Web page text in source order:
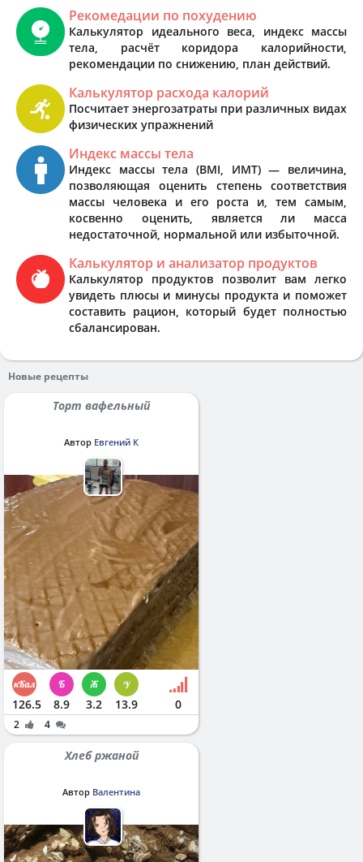
Рекомедации по похудению
Калькулятор идеального веса, индекс массы
тела, расчёт коридора калорийности,
рекомендации по снижению, план действий.
Калькулятор расхода калорий
Посчитает энергозатраты при различных видах
физических упражнений
Индекс массы тела
Индекс массы тела (BMI, ИМТ) — величина,
позволяющая оценить степень соответствия
массы человека и его роста и, тем самым,
косвенно оценить, является ли масса
недостаточной, нормальной или избыточной.
Калькулятор и анализатор продуктов
Калькулятор продуктов позволит вам легко
увидеть плюсы и минусы продукта и поможет
составить рацион, который будет полностью
сбалансирован.
Новые рецепты
Торт вафельный
Автор Евгений К
126.5 8.9 3.2 13.9 0
2 4
Хлеб ржаной
Автор Валентина